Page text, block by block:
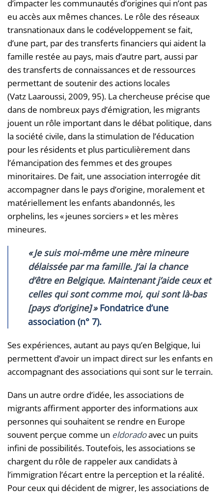
d’impacter les communautés d’origines qui n’ont pas
eu accès aux mêmes chances. Le rôle des réseaux
transnationaux dans le codéveloppement se fait,
d’une part, par des transferts financiers qui aident la
famille restée au pays, mais d’autre part, aussi par
des transferts de connaissances et de ressources
permettant de soutenir des actions locales
(Vatz Laaroussi, 2009, 95). La chercheuse précise que
dans de nombreux pays d’émigration, les migrants
jouent un rôle important dans le débat politique, dans
la société civile, dans la stimulation de l’éducation
pour les résidents et plus particulièrement dans
l’émancipation des femmes et des groupes
minoritaires. De fait, une association interrogée dit
accompagner dans le pays d’origine, moralement et
matériellement les enfants abandonnés, les
orphelins, les « jeunes sorciers » et les mères
mineures.
«Je suis moi-même une mère mineure
délaissée par ma famille. J’ai la chance
d’être en Belgique. Maintenant j’aide ceux et
celles qui sont comme moi, qui sont là-bas
[pays d’origine]»Fondatrice d’une
association (n° 7).
Ses expériences, autant au pays qu’en Belgique, lui
permettent d’avoir un impact direct sur les enfants en
accompagnant des associations qui sont sur le terrain.
Dans un autre ordre d’idée, les associations de
migrants affirment apporter des informations aux
personnes qui souhaitent se rendre en Europe
souvent perçue comme un eldoradoavec un puits
infini de possibilités. Toutefois, les associations se
chargent du rôle de rappeler aux candidats à
l’immigration l’écart entre la perception et la réalité.
Pour ceux qui décident de migrer, les associations de